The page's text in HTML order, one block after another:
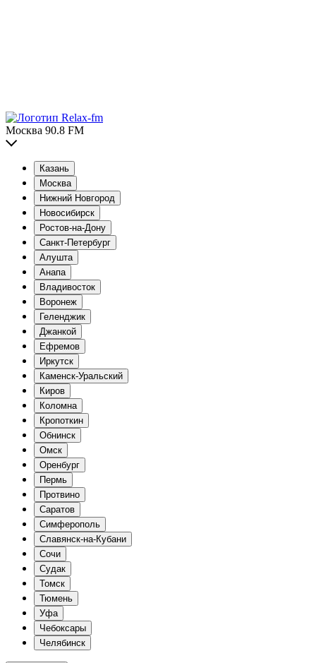
Москва 90.8 FM
Казань
Москва
Нижний Новгород
Новосибирск
Ростов-на-Дону
Санкт-Петербург
Алушта
Анапа
Владивосток
Воронеж
Геленджик
Джанкой
Ефремов
Иркутск
Каменск-Уральский
Киров
Коломна
Кропоткин
Обнинск
Омск
Оренбург
Пермь
Протвино
Саратов
Симферополь
Славянск-на-Кубани
Сочи
Судак
Томск
Тюмень
Уфа
Чебоксары
Челябинск